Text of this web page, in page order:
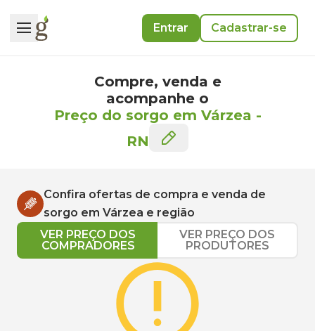
Entrar Cadastrar-se
Compre, venda e
acompanhe o
Preço do sorgo em Várzea -
RN
Confira ofertas de compra e venda de
sorgo em Várzea e região
VER PREÇO DOS
COMPRADORES
VER PREÇO DOS
PRODUTORES